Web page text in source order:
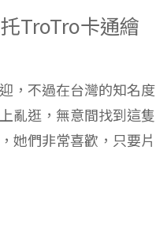
TroTro卡通繪
，不過在台灣的知名度
亂逛，無意間找到這隻
她們非常喜歡，只要片